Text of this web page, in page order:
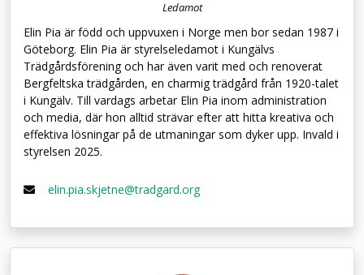
Ledamot
Elin Pia är född och uppvuxen i Norge men bor sedan 1987 i
Göteborg. Elin Pia är styrelseledamot i Kungälvs
Trädgårdsförening och har även varit med och renoverat
Bergfeltska trädgården, en charmig trädgård från 1920-talet
i Kungälv. Till vardags arbetar Elin Pia inom administration
och media, där hon alltid strävar efter att hitta kreativa och
effektiva lösningar på de utmaningar som dyker upp. Invald i
styrelsen 2025.
elin.pia.skjetne@tradgard.org